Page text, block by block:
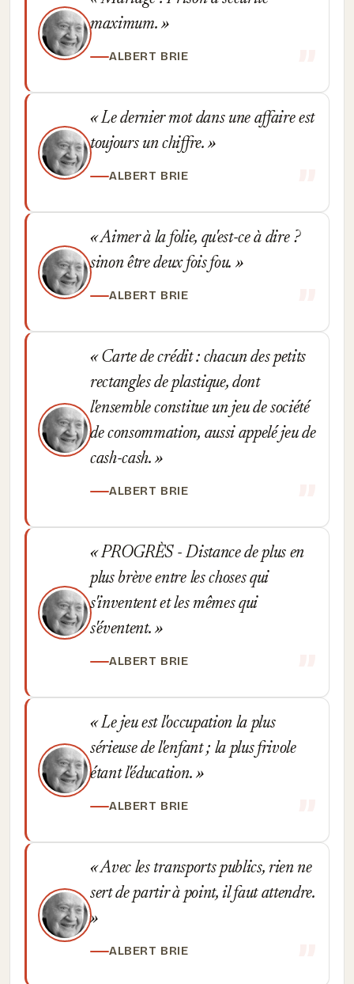
maximum.
ALBERT BRIE
Le dernier mot dans une affaire est
toujours un chiffre.
ALBERT BRIE
Aimer à la folie, qu'est-ce à dire ?
sinon être deux fois fou.
ALBERT BRIE
Carte de crédit : chacun des petits
rectangles de plastique, dont
l'ensemble constitue un jeu de société
de consommation, aussi appelé jeu de
cash-cash.
ALBERT BRIE
PROGRÈS - Distance de plus en
plus brève entre les choses qui
s'inventent et les mêmes qui
s'éventent.
ALBERT BRIE
Le jeu est l'occupation la plus
sérieuse de l'enfant ; la plus frivole
étant l'éducation.
ALBERT BRIE
Avec les transports publics, rien ne
sert de partir à point, il faut attendre.
ALBERT BRIE